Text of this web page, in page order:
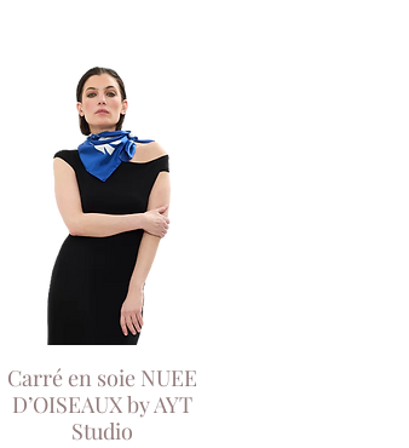
Aperçu rapide
Carré en soie NUEE
D’OISEAUX by AYT
Studio